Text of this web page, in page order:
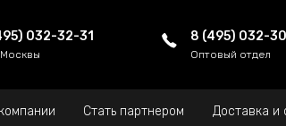
032-32-31 8 (495) 032-
Оптовый отдел
Стать партнером Доставка и